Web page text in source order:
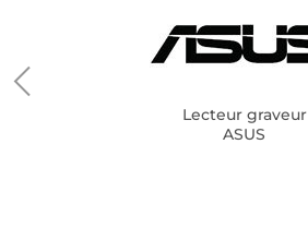
Lecteur graveur
ASUS